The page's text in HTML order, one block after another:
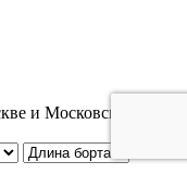
и Московской